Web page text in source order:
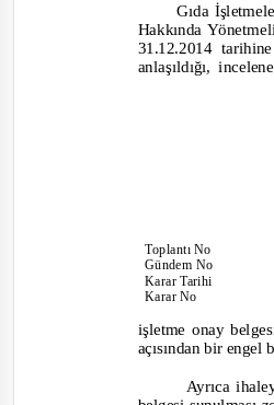
Gıda
Hakkında
31.12.2014
anlaşıldığı,
ToplantıNo
Gündem No
Karar Tarihi
Karar No
işletme onay
açısından bir engel
Ayrıca